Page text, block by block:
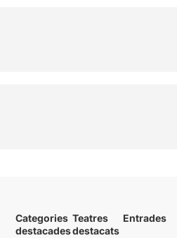
Categories
destacades
Teatres
destacats
Entrades